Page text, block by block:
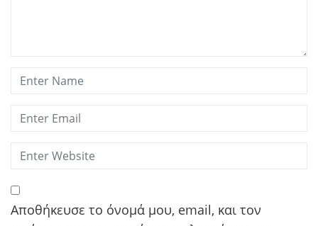
Αποθήκευσε το όνομά μου, email, και τον